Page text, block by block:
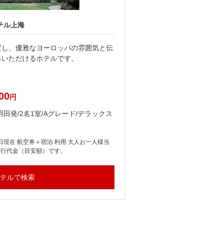
ル上海
、優雅なヨーロッパの雰囲気と伝
ただけるホテルです。
円
発/2名1室/Aグレード/デラックス
在 航空券＋宿泊 利用 大人お一人様当
代金（目安額）です。
ルで検索